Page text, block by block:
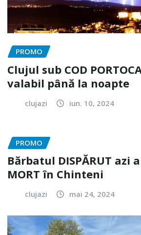
PROMO
Clujul sub COD
valabil până la noapte
clujazi iun. 10, 2024
PROMO
Bărbatul DISPĂRUT azi
MORT în Chinteni
clujazi mai 24, 2024